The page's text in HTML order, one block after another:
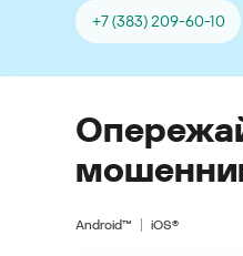
+7 (383) 209-60-10
Android™ iOS®